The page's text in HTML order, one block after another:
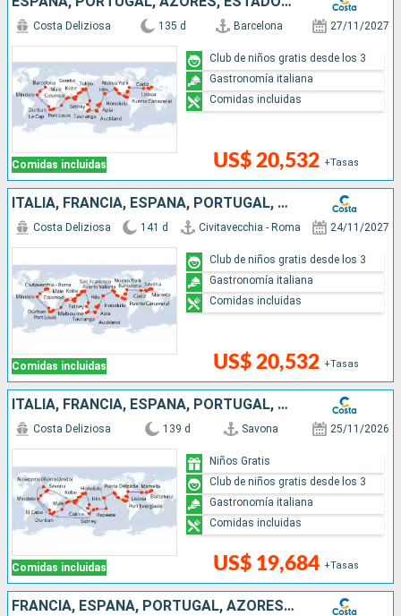
Comidas incluidas
Costa Deliziosa 135 d Barcelona 27/11/2027
US$ 20,532 +Tasas
Club de niños gratis desde los 3
Gastronomía italiana
Comidas incluidas
ITALIA, FRANCIA, ESPAÑA, PORTUGAL, AZORES, ESTADOS UNIDOS, FLORIDA (USA), PANAMA, ESTADOS UNITOS, HAWÁI, NUEVA ZELANDA, AUSTRALIA, JAPÓN, MALASIA, SUDÁFRICA
Comidas incluidas
Costa Deliziosa 141 d Civitavecchia - Roma 24/11/2027
US$ 20,532 +Tasas
Club de niños gratis desde los 3
Gastronomía italiana
Comidas incluidas
ITALIA, FRANCIA, ESPAÑA, PORTUGAL, AZORES, ESTADOS UNIDOS, FLORIDA (USA), MÉJICO, ESTADOS UNITOS, HAWÁI, POLINESIA, FIJI, AUSTRALIA, JAPÓN, SUDÁFRICA
Comidas incluidas
Costa Deliziosa 139 d Savona 25/11/2026
US$ 19,684 +Tasas
Niños Gratis
Club de niños gratis desde los 3
Gastronomía italiana
Comidas incluidas
FRANCIA, ESPAÑA, PORTUGAL, AZORES, ESTADOS UNIDOS, FLORIDA (USA), MÉJICO, ESTADOS UNITOS, HAWÁI, POLINESIA, FIJI, AUSTRALIA, JAPÓN, COREA DEL SUR, SUDÁFRICA